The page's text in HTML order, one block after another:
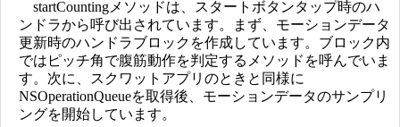
startCountingメソッドは、スタートボタンタップ時のハ
ンドラから呼び出されています。まず、モーションデータ
更新時のハンドラブロックを作成しています。ブロック内
ではピッチ角で腹筋動作を判定するメソッドを呼んでいま
す。次に、スクワットアプリのときと同様に
NSOperationQueueを取得後、モーションデータのサンプリ
ングを開始しています。